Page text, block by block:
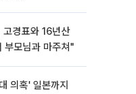
경표와 16년산
부모님과 마주쳐"
의혹' 일본까지